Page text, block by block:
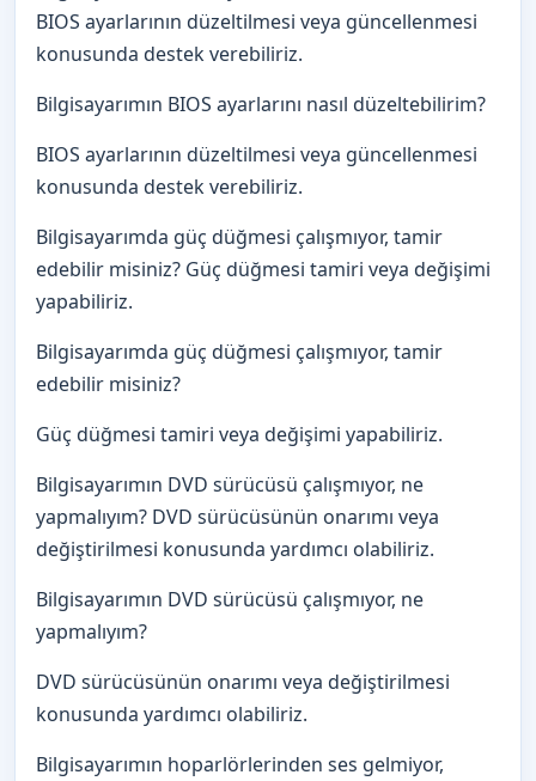
BIOS ayarlarının düzeltilmesi veya güncellenmesi
konusunda destek verebiliriz.
Bilgisayarımın BIOS ayarlarını nasıl düzeltebilirim?
BIOS ayarlarının düzeltilmesi veya güncellenmesi
konusunda destek verebiliriz.
Bilgisayarımda güç düğmesi çalışmıyor, tamir
edebilir misiniz? Güç düğmesi tamiri veya değişimi
yapabiliriz.
Bilgisayarımda güç düğmesi çalışmıyor, tamir
edebilir misiniz?
Güç düğmesi tamiri veya değişimi yapabiliriz.
Bilgisayarımın DVD sürücüsü çalışmıyor, ne
yapmalıyım? DVD sürücüsünün onarımı veya
değiştirilmesi konusunda yardımcı olabiliriz.
Bilgisayarımın DVD sürücüsü çalışmıyor, ne
yapmalıyım?
DVD sürücüsünün onarımı veya değiştirilmesi
konusunda yardımcı olabiliriz.
Bilgisayarımın hoparlörlerinden ses gelmiyor,